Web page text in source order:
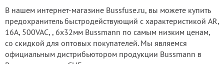
В нашем интернет-магазине Bussfuse.ru, вы можете купить
предохранитель быстродействующий с характеристикой AR,
16А, 500VAC, , 6x32мм Bussmann по самым низким ценам,
со скидкой для оптовых покупателей. Мы являемся
официальным дистрибьютором продукции Bussmann в